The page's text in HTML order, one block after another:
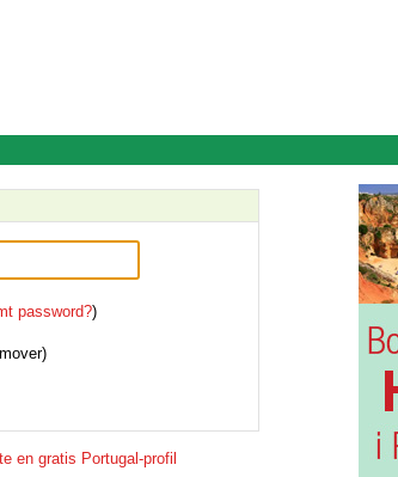
password?)
en gratis Portugal-profil